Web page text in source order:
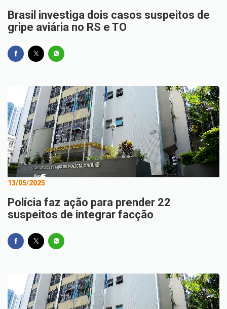
Brasil investiga dois casos suspeitos de
gripe aviária no RS e TO
13/05/2025
Polícia faz ação para prender 22
suspeitos de integrar facção